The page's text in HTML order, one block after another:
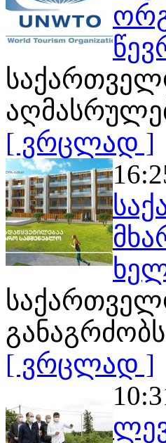
[ ვრცლად ]
[ ვრცლად ]